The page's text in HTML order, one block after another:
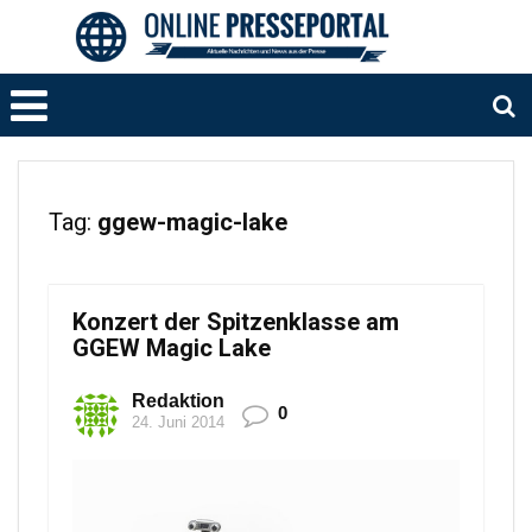
Tag: ggew-magic-lake
Konzert der Spitzenklasse am
GGEW Magic Lake
Redaktion
24. Juni 2014 0